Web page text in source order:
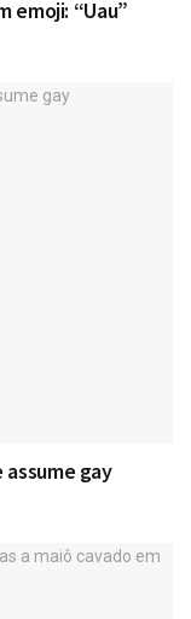
emoji: “Uau”
gay